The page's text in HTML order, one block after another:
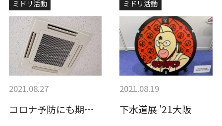
ミドリ活動
2021.08.27
コロナ予防にも期待？！抗菌・抗ウイルスフ…
ミドリ活動
2021.08.19
下水道展 '21大阪